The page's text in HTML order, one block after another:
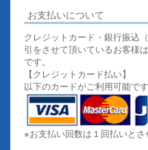
お支払いについて
クレジットカード・銀行振込
引をさせて頂いているお客様
です。
【クレジットカード払い】
以下のカードがご利用可能です
※お支払い回数は１回払いとさ